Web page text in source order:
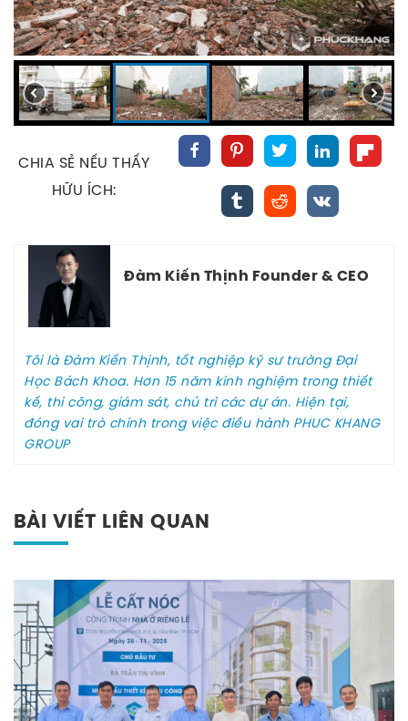
CHIA SẺ NẾU THẤY
HỮU ÍCH:
Đàm Kiến Thịnh Founder & CEO
Tôi là Đàm Kiến Thịnh, tốt nghiệp kỹ sư trường Đại
Học Bách Khoa. Hơn 15 năm kinh nghiệm trong thiết
kế, thi công, giám sát, chủ trì các dự án. Hiện tại,
đóng vai trò chính trong việc điều hành PHUC KHANG
GROUP
BÀI VIẾT LIÊN QUAN